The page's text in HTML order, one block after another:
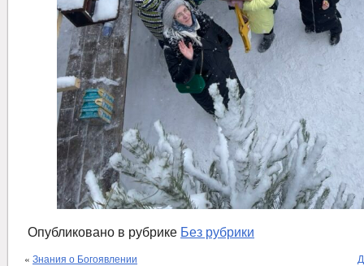
Опубликовано в рубрике Без рубрики
« Знания о Богоявлении